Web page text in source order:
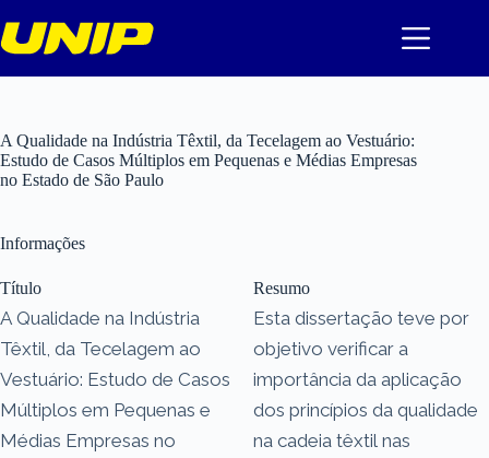
para
o
A Qualidade na Indústria Têxtil, da Tecelagem ao Vestuário:
Estudo de Casos Múltiplos em Pequenas e Médias Empresas
no Estado de São Paulo
Informações
Título
A Qualidade na Indústria
Têxtil, da Tecelagem ao
Vestuário: Estudo de Casos
Múltiplos em Pequenas e
Médias Empresas no
Resumo
Esta dissertação teve por
objetivo verificar a
importância da aplicação
dos princípios da qualidade
na cadeia têxtil nas